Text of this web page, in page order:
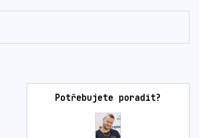
Potřebujete poradit?